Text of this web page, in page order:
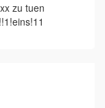
zu tuen